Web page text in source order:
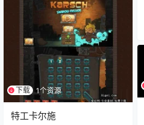
下载 1个资源
特工卡尔施